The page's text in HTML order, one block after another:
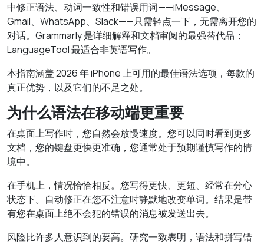
中修正语法、动词一致性和错误用词——iMessage、
Gmail、WhatsApp、Slack——只需轻点一下，无需离开您的
对话。Grammarly 是详细解释和文档审阅的最强替代品；
LanguageTool 最适合非英语写作。
本指南涵盖 2026 年 iPhone 上可用的最佳语法选项，每款的
真正优势，以及它们的不足之处。
为什么语法在移动端更重要
在桌面上写作时，您自然会放慢速度。您可以同时看到更多
文档，您的键盘更快更准确，您通常处于预期谨慎写作的情
境中。
在手机上，情况恰恰相反。您写得更快、更短、经常在分心
状态下。自动修正在您不注意时静默地改变单词。结果是带
有您在桌面上绝不会犯的错误的消息被发送出去。
风险比许多人意识到的要高。研究一致表明，语法和拼写错